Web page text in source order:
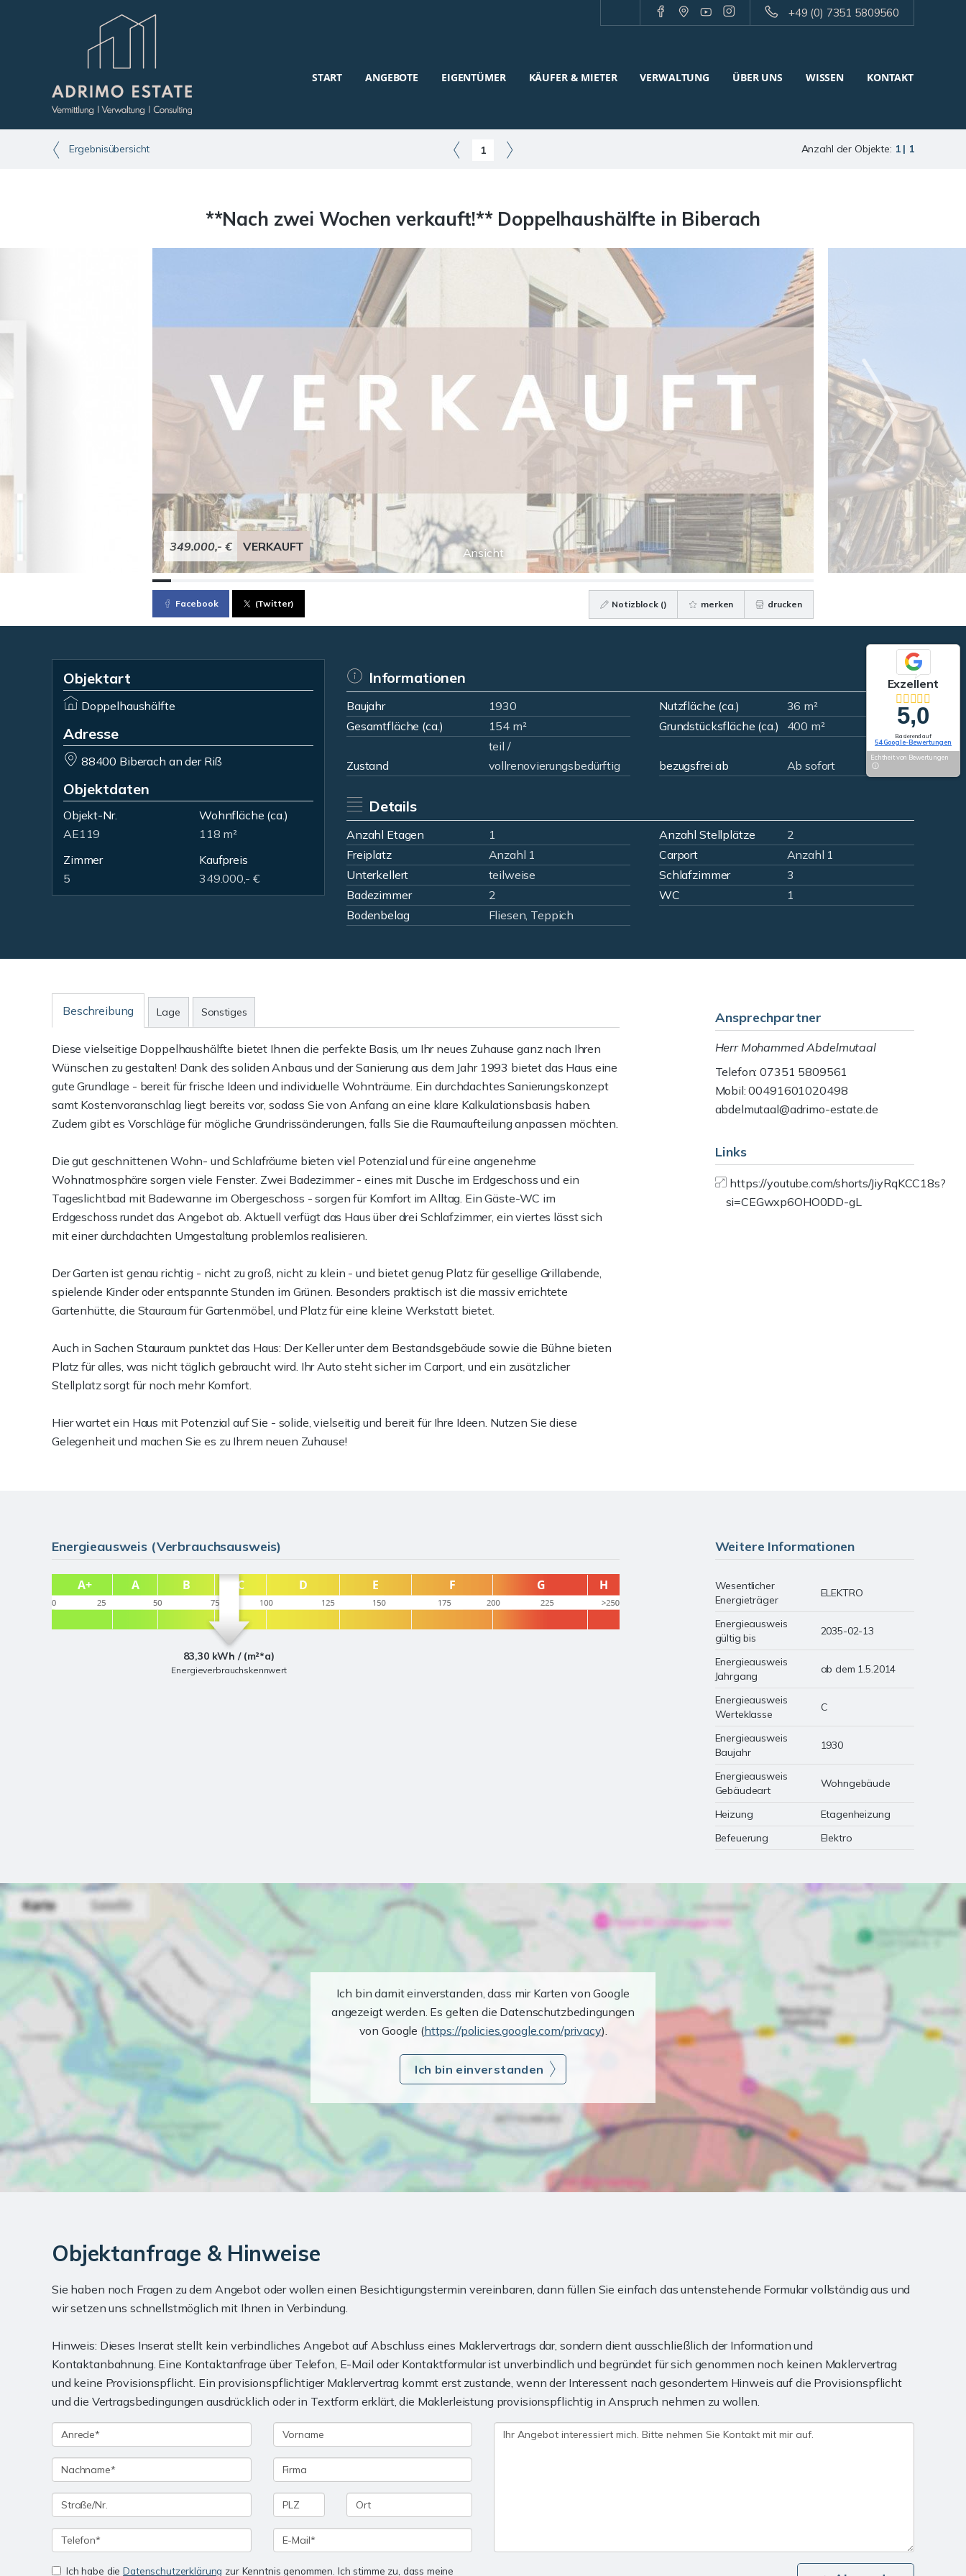
+49 (0) 7351 5809560
START ANGEBOTE EIGENTÜMER KÄUFER & MIETER VERWALTUNG ÜBER UNS WISSEN KONTAKT
Ergebnisübersicht 1 Anzahl der Objekte: 1 | 1
**Nach zwei Wochen verkauft!** Doppelhaushälfte in Biberach
Ansicht
349.000,- € VERKAUFT
Facebook (Twitter) Notizblock () merken drucken
Objektart
Doppelhaushälfte
Adresse
88400 Biberach an der Riß
Objektdaten
Objekt-Nr.
AE119
Wohnfläche (ca.)
118 m²
Zimmer
5
Kaufpreis
349.000,- €
Informationen
Baujahr 1930 Nutzfläche (ca.)
36 m²
Gesamtfläche (ca.)
154 m² Grundstücksfläche (ca.) 400 m²
Zustand
teil /
vollrenovierungsbedürftig
bezugsfrei ab Ab sofort
Details
Anzahl Etagen 1 Anzahl Stellplätze
2
Freiplatz
Anzahl 1 Carport
Anzahl 1
Unterkellert
teilweise Schlafzimmer
3
Badezimmer
2 WC
1
Bodenbelag
Fliesen, Teppich
Beschreibung Lage Sonstiges
Diese vielseitige Doppelhaushälfte bietet Ihnen die perfekte Basis, um Ihr neues Zuhause ganz nach Ihren
Wünschen zu gestalten! Dank des soliden Anbaus und der Sanierung aus dem Jahr 1993 bietet das Haus eine
gute Grundlage - bereit für frische Ideen und individuelle Wohnträume. Ein durchdachtes Sanierungskonzept
samt Kostenvoranschlag liegt bereits vor, sodass Sie von Anfang an eine klare Kalkulationsbasis haben.
Zudem gibt es Vorschläge für mögliche Grundrissänderungen, falls Sie die Raumaufteilung anpassen möchten.
Die gut geschnittenen Wohn- und Schlafräume bieten viel Potenzial und für eine angenehme
Wohnatmosphäre sorgen viele Fenster. Zwei Badezimmer - eines mit Dusche im Erdgeschoss und ein
Tageslichtbad mit Badewanne im Obergeschoss - sorgen für Komfort im Alltag. Ein Gäste-WC im
Erdgeschoss rundet das Angebot ab. Aktuell verfügt das Haus über drei Schlafzimmer, ein viertes lässt sich
mit einer durchdachten Umgestaltung problemlos realisieren.
Der Garten ist genau richtig - nicht zu groß, nicht zu klein - und bietet genug Platz für gesellige Grillabende,
spielende Kinder oder entspannte Stunden im Grünen. Besonders praktisch ist die massiv errichtete
Gartenhütte, die Stauraum für Gartenmöbel, und Platz für eine kleine Werkstatt bietet.
Auch in Sachen Stauraum punktet das Haus: Der Keller unter dem Bestandsgebäude sowie die Bühne bieten
Platz für alles, was nicht täglich gebraucht wird. Ihr Auto steht sicher im Carport, und ein zusätzlicher
Stellplatz sorgt für noch mehr Komfort.
Hier wartet ein Haus mit Potenzial auf Sie - solide, vielseitig und bereit für Ihre Ideen. Nutzen Sie diese
Gelegenheit und machen Sie es zu Ihrem neuen Zuhause!
Ansprechpartner
Herr Mohammed Abdelmutaal
Telefon: 07351 5809561
Mobil: 00491601020498
abdelmutaal@adrimo-estate.de
Links
https://youtube.com/shorts/JiyRqKCC18s?
si=CEGwxp6OHO0DD-gL
Energieausweis (Verbrauchsausweis)
83,30 kWh / (m²*a)
Energieverbrauchskennwert
Weitere Informationen
Wesentlicher
Energieträger
ELEKTRO
Energieausweis
gültig bis
2035-02-13
Energieausweis
Jahrgang
ab dem 1.5.2014
Energieausweis
Werteklasse
C
Energieausweis
Baujahr
1930
Energieausweis
Gebäudeart
Wohngebäude
Heizung
Etagenheizung
Befeuerung
Elektro
Ich bin damit einverstanden, dass mir Karten von Google
angezeigt werden. Es gelten die Datenschutzbedingungen
von Google (https://policies.google.com/privacy).
Ich bin einverstanden
Objektanfrage & Hinweise
Sie haben noch Fragen zu dem Angebot oder wollen einen Besichtigungstermin vereinbaren, dann füllen Sie einfach das untenstehende Formular vollständig aus und
wir setzen uns schnellstmöglich mit Ihnen in Verbindung.
Hinweis: Dieses Inserat stellt kein verbindliches Angebot auf Abschluss eines Maklervertrags dar, sondern dient ausschließlich der Information und
Kontaktanbahnung. Eine Kontaktanfrage über Telefon, E-Mail oder Kontaktformular ist unverbindlich und begründet für sich genommen noch keinen Maklervertrag
und keine Provisionspflicht. Ein provisionspflichtiger Maklervertrag kommt erst zustande, wenn der Interessent nach gesondertem Hinweis auf die Provisionspflicht
und die Vertragsbedingungen ausdrücklich oder in Textform erklärt, die Maklerleistung provisionspflichtig in Anspruch nehmen zu wollen.
Ich habe dieDatenschutzerklärung zur Kenntnis genommen. Ich stimme zu, dass meine
Exzellent
5,0
Basierend auf
54 Google-Bewertungen
Echtheit von Bewertungen